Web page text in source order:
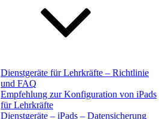
Dienstgeräte für Lehrkräfte – Richtlinie
und FAQ
Empfehlung zur Konfiguration von iPads
für Lehrkräfte
Dienstgeräte – iPads – Datensicherung